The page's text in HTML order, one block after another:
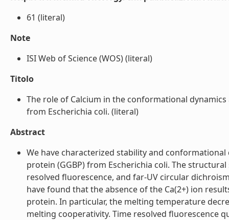
61 (literal)
Note
ISI Web of Science (WOS) (literal)
Titolo
The role of Calcium in the conformational
from Escherichia coli. (literal)
Abstract
We have characterized stability and
protein (GGBP) from Escherichia coli. The
resolved fluorescence, and far-UV circular
have found that the absence of the Ca(2+) ion
protein. In particular, the melting temperature
melting cooperativity. Time resolved fluorescence